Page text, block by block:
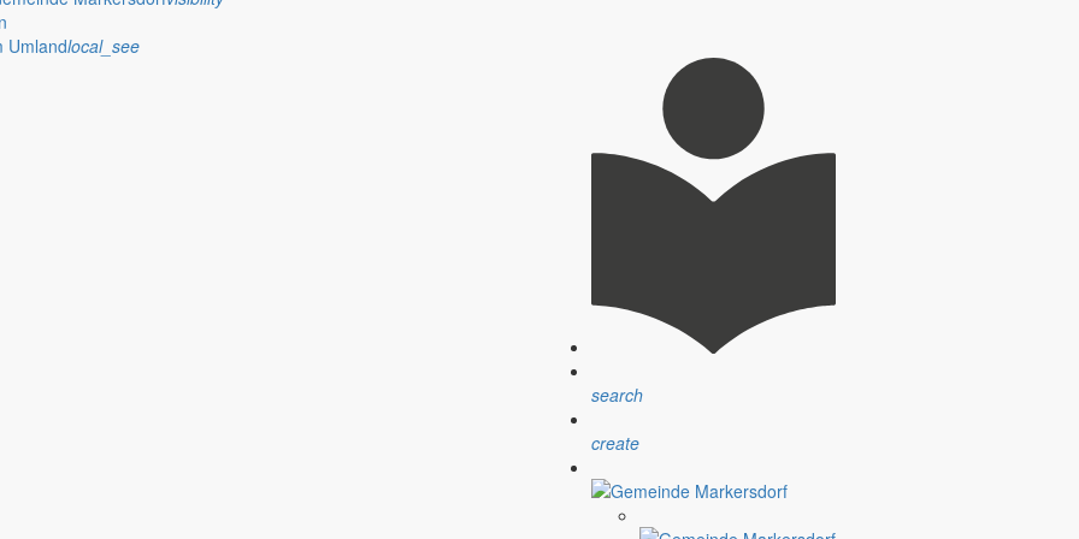
Umlandlocal_see
search
create
Frage, was es uns bringen mag. Ich möchte an dieser Stelle allen Menschen in unserer Gemeinde und auch den Angehörigen, die
wünschen. Vielleicht setzt sich der aufkeimende Trend fort und einige junge Leute kommen wieder zurück in unsere Region. Da
wir die Entscheidung der Landesregierung zu den Hochwasserereignissen vom Juli 2012. Die Schäden vom 05. bis 08.07.2012 werden